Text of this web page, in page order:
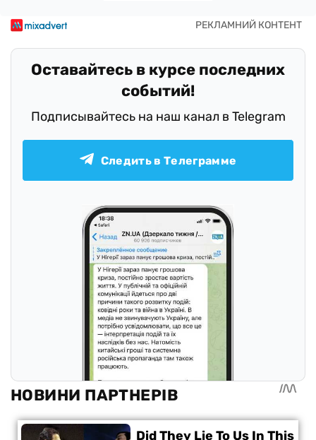
Оставайтесь в курсе последних
событий!
Подписывайтесь на наш канал в Telegram
Следить в Телеграмме